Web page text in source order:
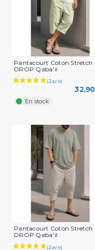
Pantacourt Coton Stretch
DROP Qaba'il
En stock
Pantacourt Coton Stretch
DROP Qaba'il